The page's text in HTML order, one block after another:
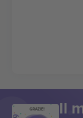
GRAZIE! Il